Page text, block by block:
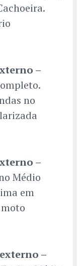
–
no
–
Médio
em
–